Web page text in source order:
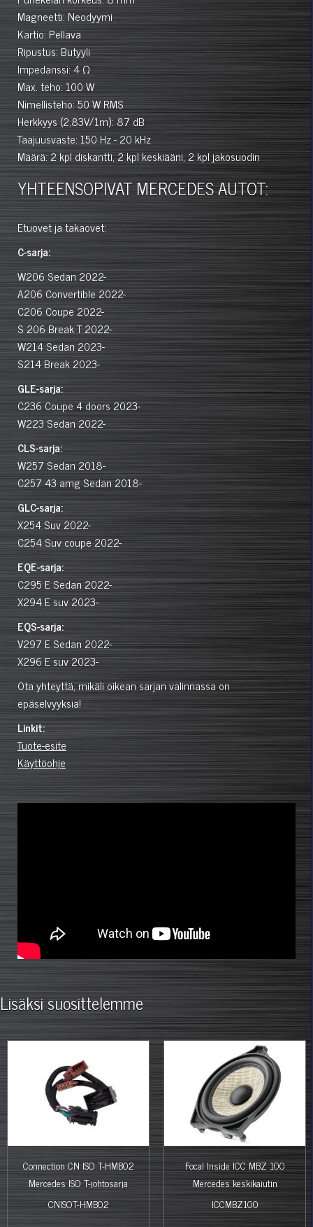
Magneetti: Neodyymi
Kartio: Pellava
Ripustus: Butyyli
Impedanssi: 4 Ω
Max. teho: 100 W
Nimellisteho: 50 W RMS
Herkkyys (2,83V/1m): 87 dB
Taajuusvaste: 150 Hz - 20 kHz
Määrä: 2 kpl diskantti, 2 kpl keskiääni, 2 kpl jakosuodin
YHTEENSOPIVAT MERCEDES AUTOT:
Etuovet ja takaovet:
C-sarja:
W206Sedan2022-
A206 Convertible2022-
C206 Coupe 2022-
S 206 Break T2022-
W214Sedan2023-
S214Break2023-
GLE-sarja:
C236 Coupe 4 doors2023-
W223 Sedan 2022-
CLS-sarja:
W257Sedan2018-
C257 43 amgSedan2018-
GLC-sarja:
X254Suv2022-
C254Suv coupe2022-
EQE-sarja:
C295E Sedan2022-
X294E suv2023-
EQS-sarja:
V297 E Sedan 2022-
X296E suv2023-
Ota yhteyttä, mikäli oikean sarjan valinnassa on
epäselvyyksiä!
Linkit:
Tuote-esite
Käyttöohje
Lisäksi suosittelemme
Connection CN ISO T-HMB02
Mercedes ISO T-johtosarja
CNISOT-HMB02
Focal Inside ICC MBZ 100
Mercedes keskikaiutin
ICCMBZ100